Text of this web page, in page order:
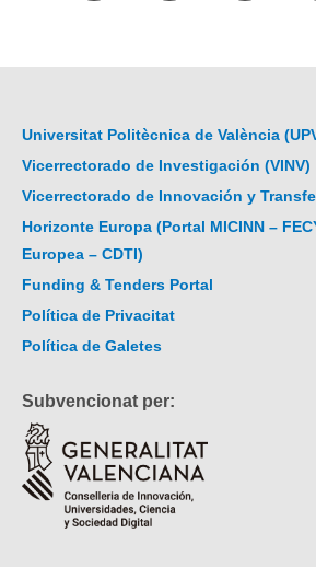
Universitat Politècnica de València
Vicerrectorado de Investigación (VINV)
Vicerrectorado de Innovación y
Horizonte Europa (Portal MICINN –
Europea – CDTI)
Funding & Tenders Portal
Política de Privacitat
Política de Galetes
Subvencionat per: